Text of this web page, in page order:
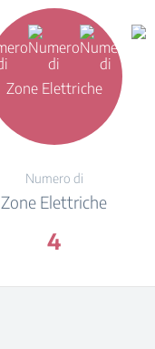
Zone Elettriche
Numero di
Zone Elettriche
4